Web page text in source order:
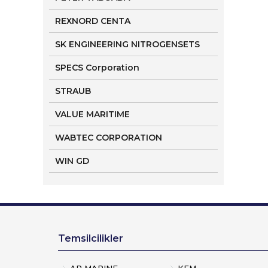
REXNORD CENTA
SK ENGINEERING NITROGENSETS
SPECS Corporation
STRAUB
VALUE MARITIME
WABTEC CORPORATION
WIN GD
Temsilcilikler